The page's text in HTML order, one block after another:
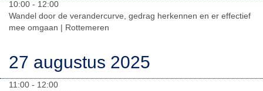
10:00 - 12:00
Wandel door de verandercurve, gedrag herkennen en er effectief
mee omgaan | Rottemeren
27 augustus 2025
11:00 - 12:00